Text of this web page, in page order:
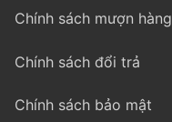
Chính sách mượn hàng
Chính sách đổi trả
Chính sách bảo mật